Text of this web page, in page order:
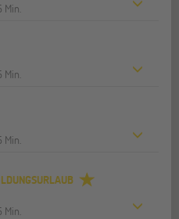
Min.
Min.
Min.
Min.